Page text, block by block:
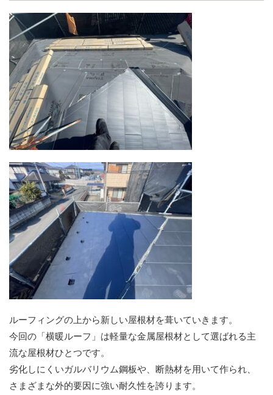
ルーフィングの上から新しい屋根材を葺いていきます。
今回の「横暖ルーフ」は軽量な金属屋根材として選ばれる主
流な屋根材ひとつです。
劣化しにくいガルバリウム鋼板や、断熱材を用いて作られ、
さまざまな外的要因に強い耐久性を誇ります。